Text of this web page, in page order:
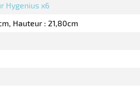
Hygenius x6
Hauteur : 21,80cm